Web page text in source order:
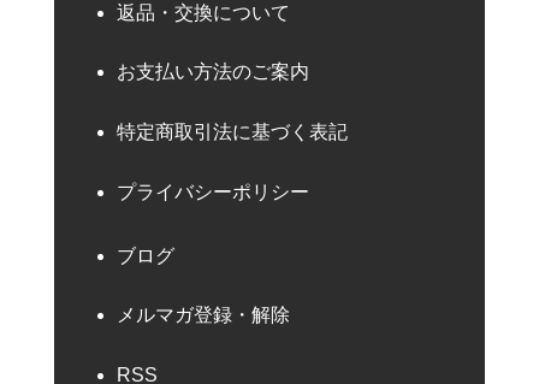
返品・交換について
お支払い方法のご案内
特定商取引法に基づく表記
プライバシーポリシー
ブログ
メルマガ登録・解除
RSS